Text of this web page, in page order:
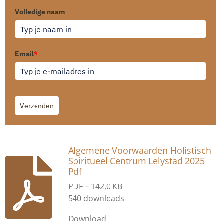
Volledige naam
Email*
Verzenden
Algemene Voorwaarden Holistisch
Spiritueel Centrum Lelystad 2025
Pdf
PDF – 142,0 KB
540 downloads
Download